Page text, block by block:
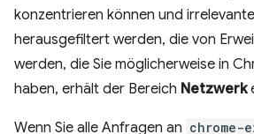
konzentrieren können und
herausgefiltert werden, die von
werden, die Sie möglicherweise in
haben, erhält der Bereich Netzwerk
Wenn Sie alle Anfragen an